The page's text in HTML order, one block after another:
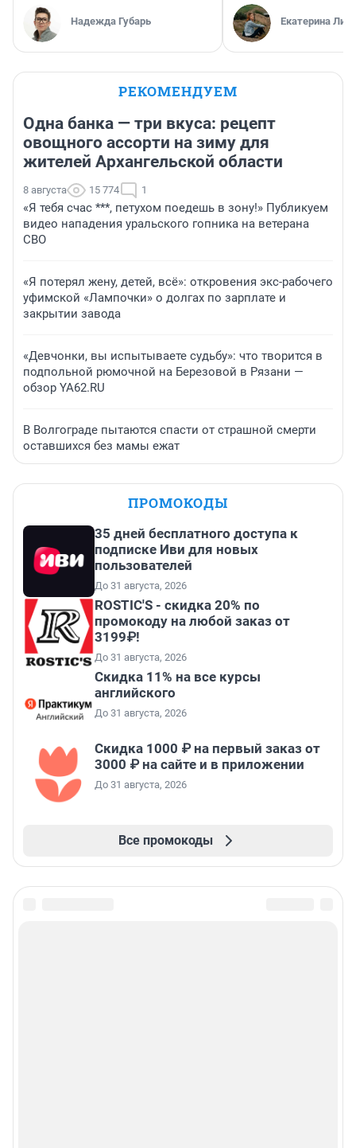
Надежда Губарь Екатерина
РЕКОМЕНДУЕМ
Одна банка — три вкуса: рецепт
овощного ассорти на зиму для
жителей Архангельской области
8 августа 15 774 1
«Я тебя счас ***, петухом поедешь в зону!» Публикуем
видео нападения уральского гопника на ветерана
СВО
«Я потерял жену, детей, всё»: откровения экс-рабочего
уфимской «Лампочки» о долгах по зарплате и
закрытии завода
«Девчонки, вы испытываете судьбу»: что творится в
подпольной рюмочной на Березовой в Рязани —
обзор YA62.RU
В Волгограде пытаются спасти от страшной смерти
оставшихся без мамы ежат
ПРОМОКОДЫ
35 дней бесплатного доступа к
подписке Иви для новых
пользователей
До 31 августа, 2026
ROSTIC'S - скидка 20% по
промокоду на любой заказ от
3199₽!
До 31 августа, 2026
Скидка 11% на все курсы
английского
До 31 августа, 2026
Скидка 1000 ₽ на первый заказ от
3000 ₽ на сайте и в приложении
До 31 августа, 2026
Все промокоды